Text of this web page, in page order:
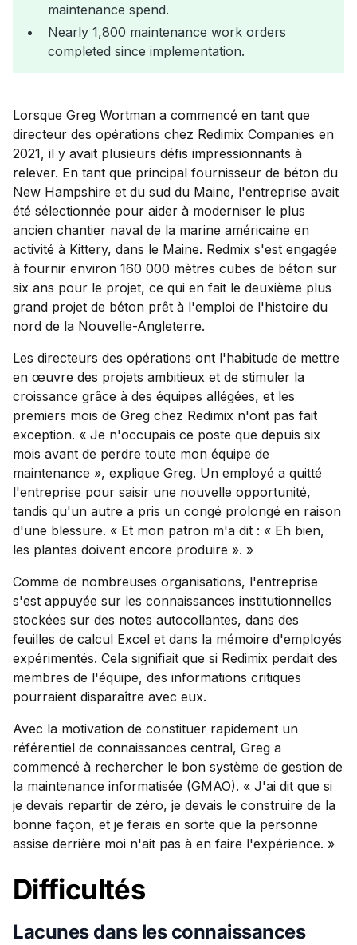
maintenance spend.
Nearly 1,800 maintenance work orders
completed since implementation.
Lorsque Greg Wortman a commencé en tant que
directeur des opérations chez Redimix Companies en
2021, il y avait plusieurs défis impressionnants à
relever. En tant que principal fournisseur de béton du
New Hampshire et du sud du Maine, l'entreprise avait
été sélectionnée pour aider à moderniser le plus
ancien chantier naval de la marine américaine en
activité à Kittery, dans le Maine. Redmix s'est engagée
à fournir environ 160 000 mètres cubes de béton sur
six ans pour le projet, ce qui en fait le deuxième plus
grand projet de béton prêt à l'emploi de l'histoire du
nord de la Nouvelle-Angleterre.
Les directeurs des opérations ont l'habitude de mettre
en œuvre des projets ambitieux et de stimuler la
croissance grâce à des équipes allégées, et les
premiers mois de Greg chez Redimix n'ont pas fait
exception. « Je n'occupais ce poste que depuis six
mois avant de perdre toute mon équipe de
maintenance », explique Greg. Un employé a quitté
l'entreprise pour saisir une nouvelle opportunité,
tandis qu'un autre a pris un congé prolongé en raison
d'une blessure. « Et mon patron m'a dit : « Eh bien,
les plantes doivent encore produire ». »
Comme de nombreuses organisations, l'entreprise
s'est appuyée sur les connaissances institutionnelles
stockées sur des notes autocollantes, dans des
feuilles de calcul Excel et dans la mémoire d'employés
expérimentés. Cela signifiait que si Redimix perdait des
membres de l'équipe, des informations critiques
pourraient disparaître avec eux.
Avec la motivation de constituer rapidement un
référentiel de connaissances central, Greg a
commencé à rechercher le bon système de gestion de
la maintenance informatisée (GMAO). « J'ai dit que si
je devais repartir de zéro, je devais le construire de la
bonne façon, et je ferais en sorte que la personne
assise derrière moi n'ait pas à en faire l'expérience. »
Difficultés
Lacunes dans les connaissances